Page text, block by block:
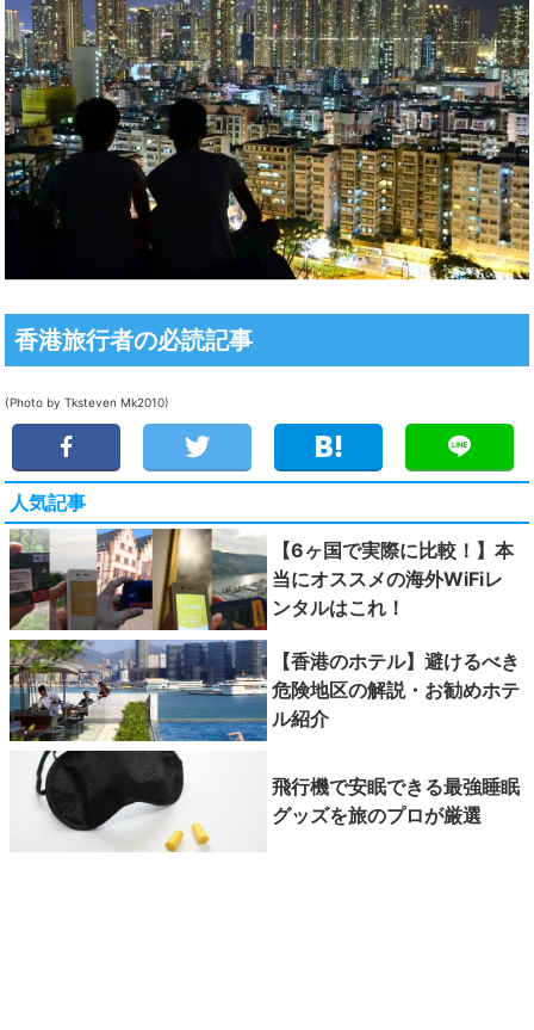
香港旅行者の必読記事
(Photo by Tksteven Mk2010)
人気記事
【6ヶ国で実際に比較！】本
当にオススメの海外WiFiレ
ンタルはこれ！
【香港のホテル】避けるべき
危険地区の解説・お勧めホテ
ル紹介
飛行機で安眠できる最強睡眠
グッズを旅のプロが厳選